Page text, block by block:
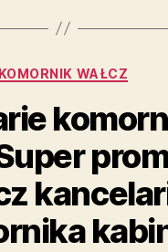
Kategorie
KOMORNIK WAŁCZ